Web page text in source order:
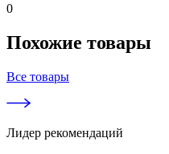
0
Похожие товары
Все товары
Лидер рекомендаций